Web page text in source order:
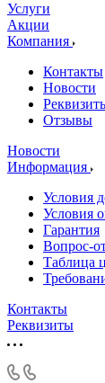
Услуги
Акции
Компания
Контакты
Новости
Отзывы
Новости
Информация
Условия
Условия
Гарантия
Вопрос-
Таблица
Контакты
Реквизиты